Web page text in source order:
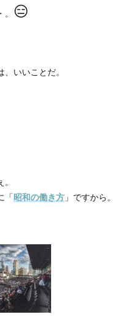
😑
いいことだ。
「昭和の働き方 」ですから。